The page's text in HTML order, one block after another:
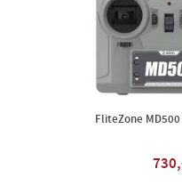
FliteZone